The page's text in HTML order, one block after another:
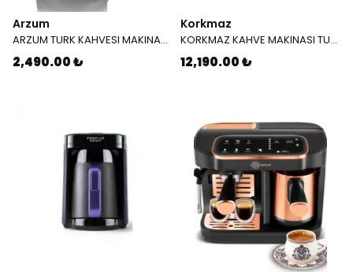
Arzum
ARZUM TURK KAHVESI MAKINASI OKKA MINIO BEYAZ OK 004 B
2,490.00 ₺
Korkmaz
KORKMAZ KAHVE MAKINASI TURK SITARE OTOMATIK A 987
12,190.00 ₺